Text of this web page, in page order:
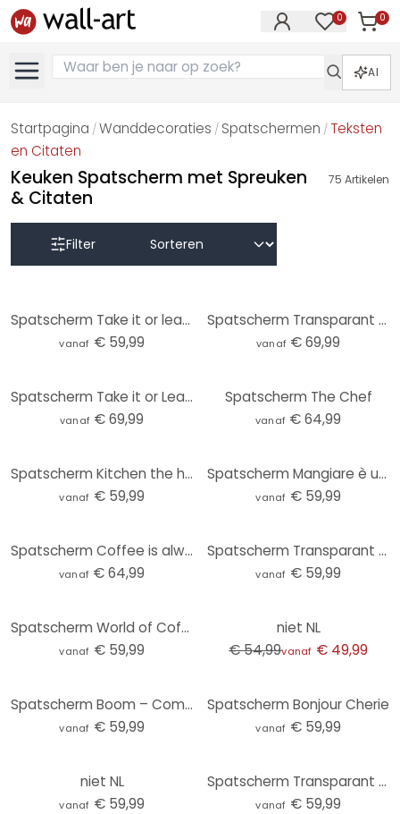
0 0
AI
Startpagina /Wanddecoraties / Spatschermen /Teksten
en Citaten
Keuken Spatscherm met Spreuken
& Citaten
75 Artikelen
Filter
Spatscherm Take it or leave it
vanaf € 59,99
Spatscherm Transparant - Secret Ingredient
vanaf € 69,99
Spatscherm Take it or Leave it - Panorama
vanaf € 69,99
Spatscherm The Chef
vanaf € 64,99
Spatscherm Kitchen the heart of my home
vanaf € 59,99
Spatscherm Mangiare è una necessità
vanaf € 59,99
Spatscherm Coffee is always a good idea
vanaf € 64,99
Spatscherm Transparant - This Home is Built on Chaos and Love
vanaf € 59,99
Spatscherm World of Coffee
vanaf € 59,99
niet NL
€ 54,99vanaf € 49,99
Spatscherm Boom – Comic
vanaf € 59,99
Spatscherm Bonjour Cherie
vanaf € 59,99
niet NL
vanaf € 59,99
Spatscherm Transparant - Sale & Pepe
vanaf € 59,99